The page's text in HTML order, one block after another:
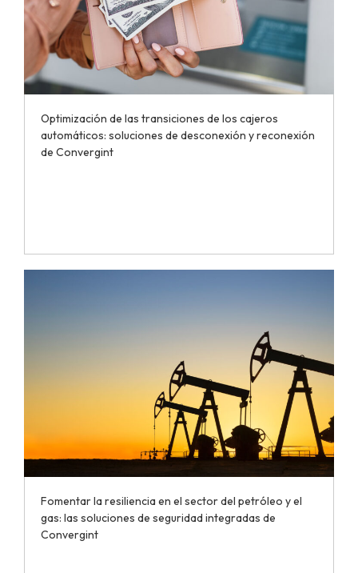
Optimización de las transiciones de los cajeros
automáticos: soluciones de desconexión y reconexión
de Convergint
Fomentar la resiliencia en el sector del petróleo y el
gas: las soluciones de seguridad integradas de
Convergint